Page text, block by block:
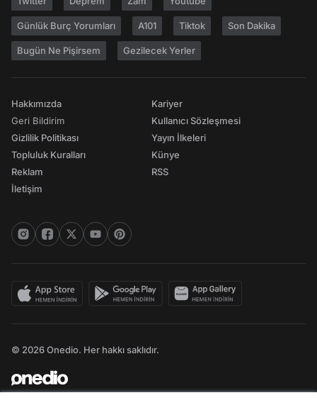
Günlük Burç Yorumları A101 Tiktok Son Dakika
Bugün Ne Pişirsem Gezilecek Yerler
Hakkımızda
Geri Bildirim
Gizlilik Politikası
Topluluk Kuralları
Reklam
İletişim
Kariyer
Kullanıcı Sözleşmesi
Yayın İlkeleri
Künye
RSS
© 2026 Onedio. Her hakkı saklıdır.